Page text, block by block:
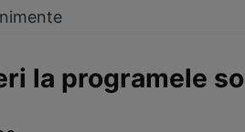
la programele